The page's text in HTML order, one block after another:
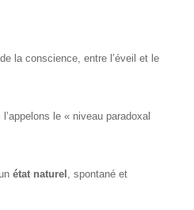
la conscience, entre l’éveil et le
le « niveau paradoxal
état naturel
, spontané et